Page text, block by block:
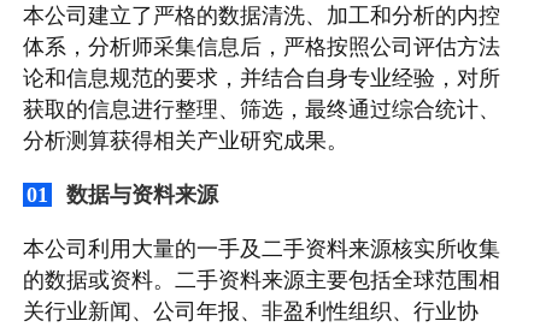
本公司建立了严格的数据清洗、加工和分析的内控
体系，分析师采集信息后，严格按照公司评估方法
论和信息规范的要求，并结合自身专业经验，对所
获取的信息进行整理、筛选，最终通过综合统计、
分析测算获得相关产业研究成果。
01 数据与资料来源
本公司利用大量的一手及二手资料来源核实所收集
的数据或资料。二手资料来源主要包括全球范围相
关行业新闻、公司年报、非盈利性组织、行业协